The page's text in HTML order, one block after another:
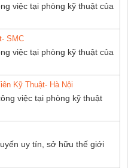
việc tại phòng kỹ thuật của
SMC
việc tại phòng kỹ thuật của
Kỹ Thuật- Hà Nội
việc tại phòng kỹ thuật
uy tín, sở hữu thế giới